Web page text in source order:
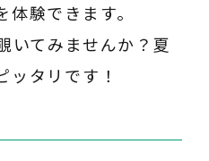
験できます。
いてみませんか？夏
タリです！